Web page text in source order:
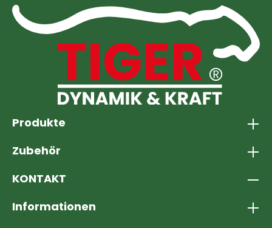
Produkte
Zubehör
KONTAKT
Informationen